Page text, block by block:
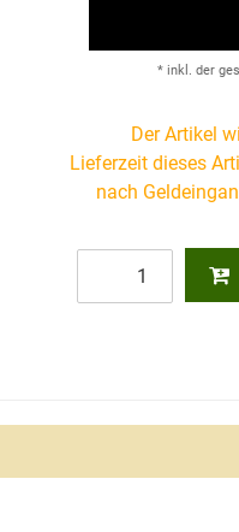
* inkl. der
Der Artikel
Lieferzeit dieses
nach